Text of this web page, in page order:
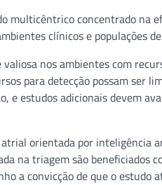
multicêntrico concentrado na
clínicos e populações
nos ambientes com
para detecção possam ser
e estudos adicionais devem
orientada por inteligência
na triagem são beneficiados
a convicção de que o estudo